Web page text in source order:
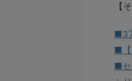
【
■3
■【
■セ